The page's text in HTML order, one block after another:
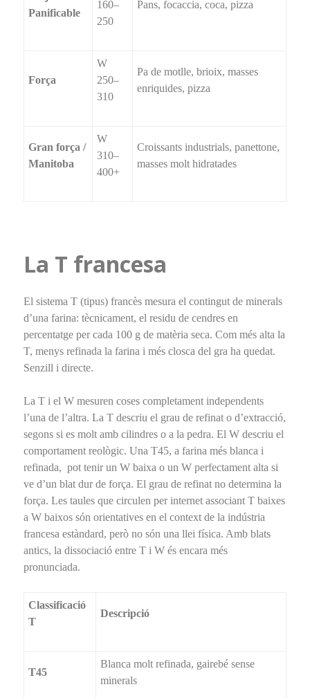
Panificable
160–
250
Pans, focaccia, coca, pizza
Força
W
250–
310
Pa de motlle, brioix, masses
enriquides, pizza
Gran força /
Manitoba
W
310–
400+
Croissants industrials, panettone,
masses molt hidratades
La T francesa
El sistema T (tipus) francès mesura el contingut de minerals
d’una farina: tècnicament, el residu de cendres en
percentatge per cada 100 g de matèria seca. Com més alta la
T, menys refinada la farina i més closca del gra ha quedat.
Senzill i directe.
La T i el W mesuren coses completament independents
l’una de l’altra. La T descriu el grau de refinat o d’extracció,
segons si es molt amb cilindres o a la pedra. El W descriu el
comportament reològic. Una T45, a farina més blanca i
refinada, pot tenir un W baixa o un W perfectament alta si
ve d’un blat dur de força. El grau de refinat no determina la
força. Les taules que circulen per internet associant T baixes
a W baixos són orientatives en el context de la indústria
francesa estàndard, però no són una llei física. Amb blats
antics, la dissociació entre T i W és encara més
pronunciada.
Classificació
T
Descripció
T45
Blanca molt refinada, gairebé sense
minerals